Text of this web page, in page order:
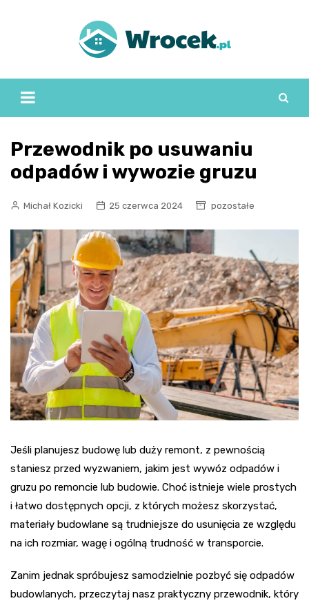
Przewodnik po usuwaniu
odpadów i wywozie gruzu
Michał Kozicki 25 czerwca 2024 pozostałe
Jeśli planujesz budowę lub duży remont, z pewnością
staniesz przed wyzwaniem, jakim jest wywóz odpadów i
gruzu po remoncie lub budowie. Choć istnieje wiele prostych
i łatwo dostępnych opcji, z których możesz skorzystać,
materiały budowlane są trudniejsze do usunięcia ze względu
na ich rozmiar, wagę i ogólną trudność w transporcie.
Zanim jednak spróbujesz samodzielnie pozbyć się odpadów
budowlanych, przeczytaj nasz praktyczny przewodnik, który